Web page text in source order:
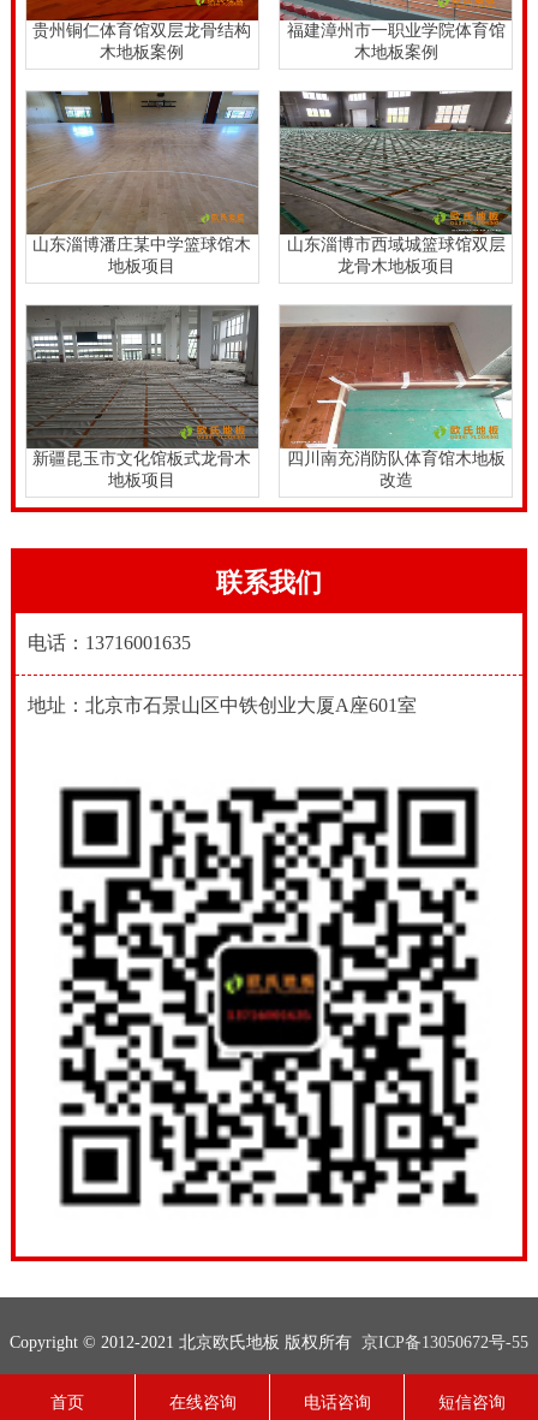
贵州铜仁体育馆双层龙骨结构
木地板案例
福建漳州市一职业学院体育馆
木地板案例
山东淄博潘庄某中学篮球馆木
地板项目
山东淄博市西域城篮球馆双层
龙骨木地板项目
新疆昆玉市文化馆板式龙骨木
地板项目
四川南充消防队体育馆木地板
改造
联系我们
电话：13716001635
地址：北京市石景山区中铁创业大厦A座601室
Copyright © 2012-2021 北京欧氏地板 版权所有 京ICP备13050672号-55
首页
在线咨询 电话咨询 短信咨询